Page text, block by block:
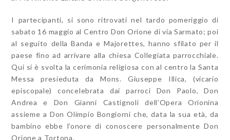
I partecipanti, si sono ritrovati nel tardo pomeriggio di
sabato 16 maggio al Centro Don Orione di via Sarmato; poi
al seguito della Banda e Majorettes, hanno sfilato per il
paese fino ad arrivare alla chiesa Collegiata parrocchiale.
Qui si è svolta la cerimonia religiosa con al centro la Santa
Messa presieduta da Mons. Giuseppe Illica, (vicario
episcopale) concelebrata dai parroci Don Paolo, Don
Andrea e Don Gianni Castignoli dell’Opera Orionina
assieme a Don Olimpio Bongiorni che, data la sua età, da
bambino ebbe l’onore di conoscere personalmente Don
Orione a Tortona.